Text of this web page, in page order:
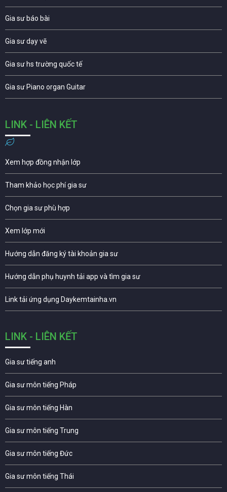
Gia sư báo bài
Gia sư dạy vẽ
Gia sư hs trường quốc tế
Gia sư Piano organ Guitar
LINK - LIÊN KẾT
Xem hợp đồng nhận lớp
Tham khảo học phí gia sư
Chọn gia sư phù hợp
Xem lớp mới
Hướng dẫn đăng ký tài khoản gia sư
Hướng dẫn phụ huynh tải app và tìm gia sư
Link tải ứng dụng Daykemtainha.vn
LINK - LIÊN KẾT
Gia sư tiếng anh
Gia sư môn tiếng Pháp
Gia sư môn tiếng Hàn
Gia sư môn tiếng Trung
Gia sư môn tiếng Đức
Gia sư môn tiếng Thái